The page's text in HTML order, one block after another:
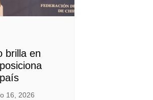
brilla en
16, 2026